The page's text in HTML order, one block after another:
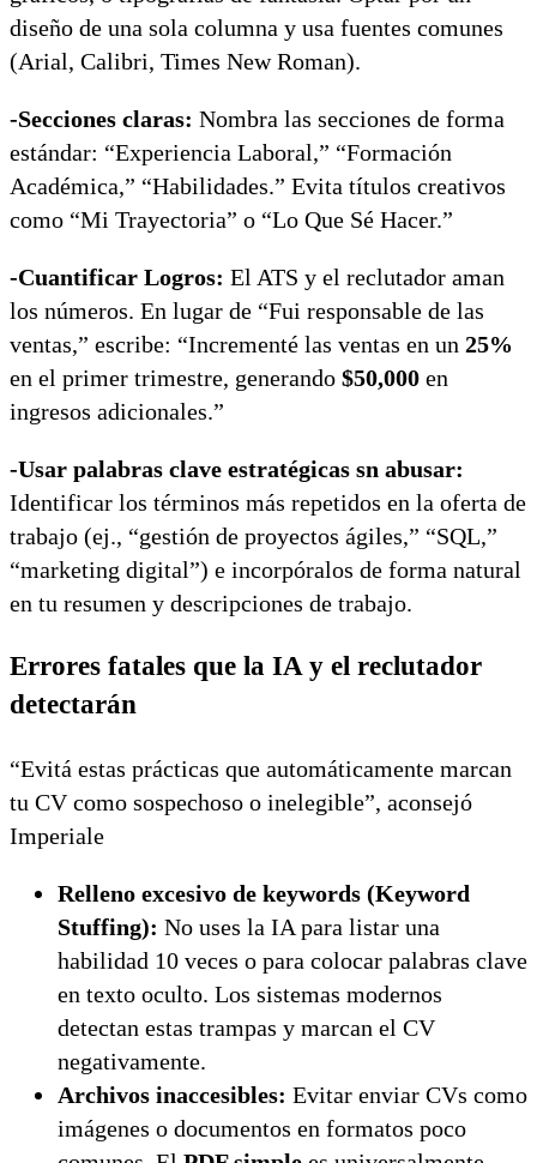
diseño de una sola columna y usa fuentes comunes
(Arial, Calibri, Times New Roman).
-Secciones claras: Nombra las secciones de forma
estándar: “Experiencia Laboral,” “Formación
Académica,” “Habilidades.” Evita títulos creativos
como “Mi Trayectoria” o “Lo Que Sé Hacer.”
-Cuantificar Logros: El ATS y el reclutador aman
los números. En lugar de “Fui responsable de las
ventas,” escribe: “Incrementé las ventas en un 25%
en el primer trimestre, generando $50,000 en
ingresos adicionales.”
-Usar palabras clave estratégicas sn abusar:
Identificar los términos más repetidos en la oferta de
trabajo (ej., “gestión de proyectos ágiles,” “SQL,”
“marketing digital”) e incorpóralos de forma natural
en tu resumen y descripciones de trabajo.
Errores fatales que la IA y el reclutador
detectarán
“Evitá estas prácticas que automáticamente marcan
tu CV como sospechoso o inelegible”, aconsejó
Imperiale
Relleno excesivo de keywords (Keyword
Stuffing): No uses la IA para listar una
habilidad 10 veces o para colocar palabras clave
en texto oculto. Los sistemas modernos
detectan estas trampas y marcan el CV
negativamente.
Archivos inaccesibles: Evitar enviar CVs como
imágenes o documentos en formatos poco